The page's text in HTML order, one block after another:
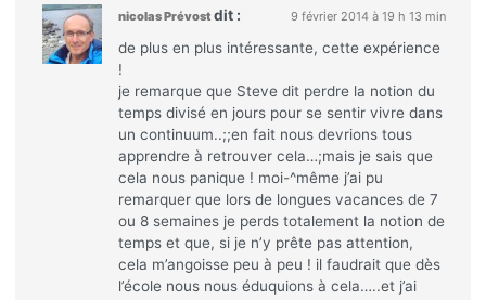
nicolas Prévost dit : 9 février 2014 à 19 h 13 min
de plus en plus intéressante, cette expérience
!
je remarque que Steve dit perdre la notion du
temps divisé en jours pour se sentir vivre dans
un continuum..;;en fait nous devrions tous
apprendre à retrouver cela…;mais je sais que
cela nous panique ! moi-^même j’ai pu
remarquer que lors de longues vacances de 7
ou 8 semaines je perds totalement la notion de
temps et que, si je n’y prête pas attention,
cela m’angoisse peu à peu ! il faudrait que dès
l’école nous nous éduquions à cela…..et j’ai